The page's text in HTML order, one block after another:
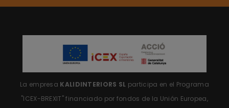
La empresa KALIDINTERIORS SL participa en el Programa
"ICEX-BREXIT"financiado por fondos de la Unión Europea,